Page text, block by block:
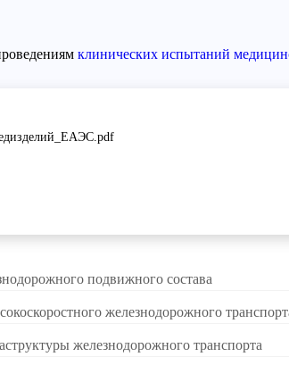
клинических испытаний
подвижного состава
железнодорожного
железнодорожного транспорта